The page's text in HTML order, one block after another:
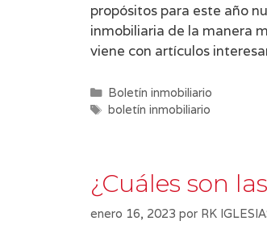
propósitos para este año
inmobiliaria de la manera
viene con artículos
Categorías
Boletín inmobiliario
Etiquetas
boletín inmobiliario
¿Cuáles son
enero 16, 2023 por RK